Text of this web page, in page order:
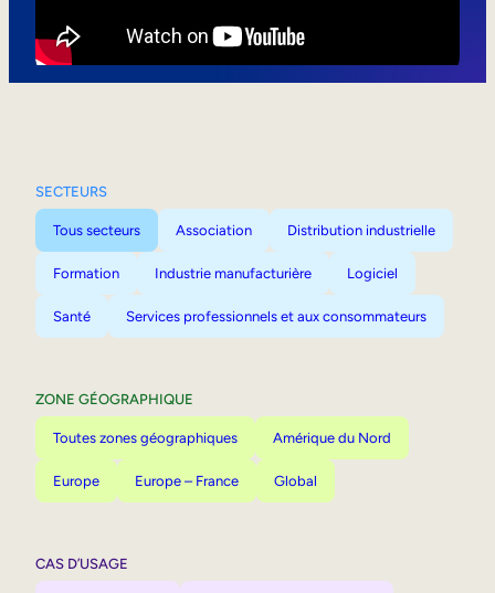
SECTEURS
Tous secteurs Association Distribution industrielle
Formation Industrie manufacturière Logiciel
Santé Services professionnels et aux consommateurs
ZONE GÉOGRAPHIQUE
Toutes zones géographiques Amérique du Nord
Europe Europe – France Global
CAS D’USAGE